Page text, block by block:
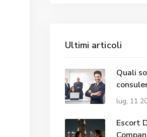
Ultimi articoli
Quali
umane?
lug, 11
Escort